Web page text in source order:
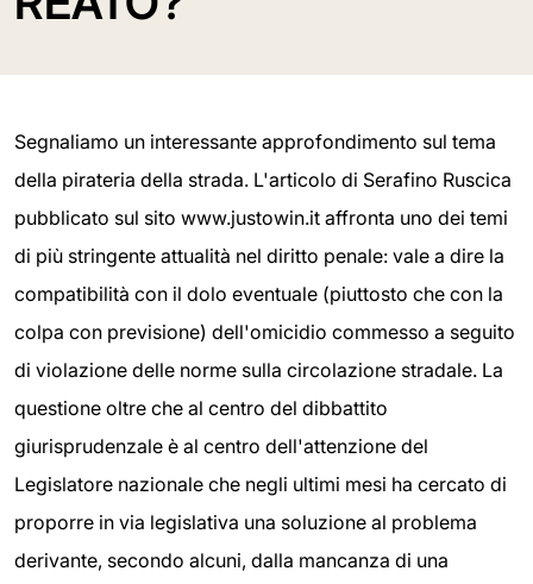
Segnaliamo un interessante approfondimento sul tema
della pirateria della strada. L'articolo di Serafino Ruscica
pubblicato sul sito www.justowin.it affronta uno dei temi
di più stringente attualità nel diritto penale: vale a dire la
compatibilità con il dolo eventuale (piuttosto che con la
colpa con previsione) dell'omicidio commesso a seguito
di violazione delle norme sulla circolazione stradale. La
questione oltre che al centro del dibbattito
giurisprudenzale è al centro dell'attenzione del
Legislatore nazionale che negli ultimi mesi ha cercato di
proporre in via legislativa una soluzione al problema
derivante, secondo alcuni, dalla mancanza di una